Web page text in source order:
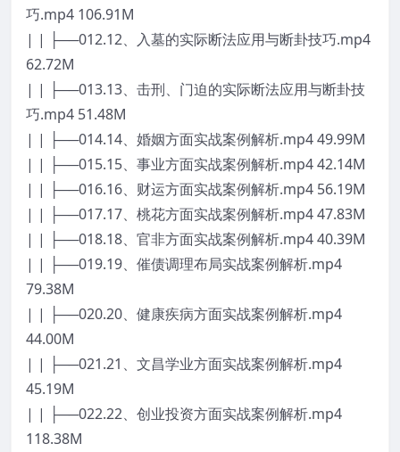
巧.mp4 106.91M
| | ├──012.12、入墓的实际断法应用与断卦技巧.mp4
62.72M
| | ├──013.13、击刑、门迫的实际断法应用与断卦技
巧.mp4 51.48M
| | ├──014.14、婚姻方面实战案例解析.mp4 49.99M
| | ├──015.15、事业方面实战案例解析.mp4 42.14M
| | ├──016.16、财运方面实战案例解析.mp4 56.19M
| | ├──017.17、桃花方面实战案例解析.mp4 47.83M
| | ├──018.18、官非方面实战案例解析.mp4 40.39M
| | ├──019.19、催债调理布局实战案例解析.mp4
79.38M
| | ├──020.20、健康疾病方面实战案例解析.mp4
44.00M
| | ├──021.21、文昌学业方面实战案例解析.mp4
45.19M
| | ├──022.22、创业投资方面实战案例解析.mp4
118.38M